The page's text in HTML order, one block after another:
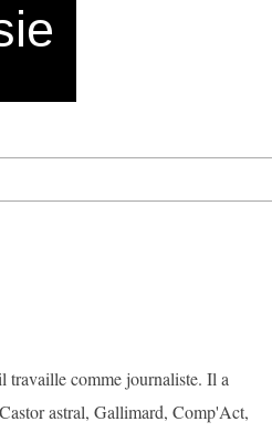
travaille comme journaliste. Il a
astral, Gallimard, Comp'Act,